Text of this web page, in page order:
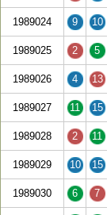
1989024 9 10
1989025 2 5
1989026 4 13
1989027 11 15
1989028 2 11
1989029 10 15
1989030 6 7